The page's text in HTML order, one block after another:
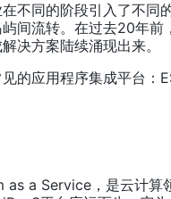
不同的阶段引入了不
间流转。在过去20年
决方案陆续涌现出来。
a Service，是云计